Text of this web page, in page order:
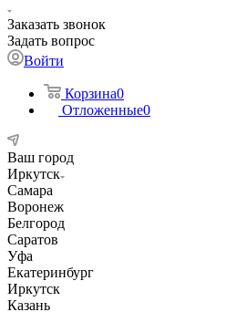
Заказать звонок
Задать вопрос
Войти
Корзина0
Отложенные0
Ваш город
Иркутск
Самара
Воронеж
Белгород
Саратов
Уфа
Екатеринбург
Иркутск
Казань